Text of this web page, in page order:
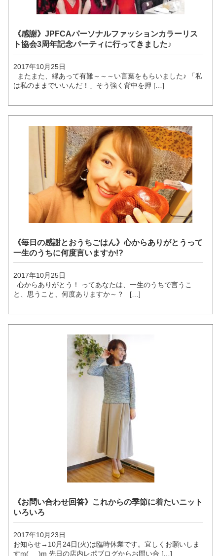
《感謝》JPFCAパーソナルファッションカラーリス
ト協会3周年記念パーティに行ってきました♪
2017年10月25日
またまた、縁あって有難～～～い言葉をもらいました♪ 「私
は私のままでいいんだ！」そう強く背中を押 […]
《毎日の感謝とおうちごはん》心からありがとうって
一生のうちに何度言いますか!?
2017年10月25日
心からありがとう！ ってあなたは、一生のうちで言うこ
と、思うこと、何度ありますか～？ […]
《お問い合わせ回答》これからの季節に着たいニット
いろいろ
2017年10月23日
お知らせ→10月24日(火)は臨時休業です。宜しくお願いしま
すm(_ _)m 先日の店内レポブログからお問い合 […]